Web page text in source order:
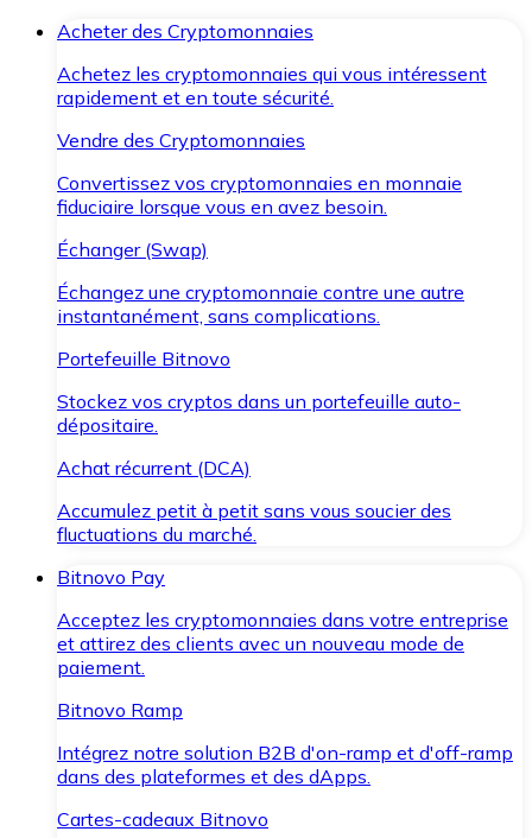
Acheter des Cryptomonnaies
Achetez les cryptomonnaies qui vous intéressent
rapidement et en toute sécurité.
Vendre des Cryptomonnaies
Convertissez vos cryptomonnaies en monnaie
fiduciaire lorsque vous en avez besoin.
Échanger (Swap)
Échangez une cryptomonnaie contre une autre
instantanément, sans complications.
Portefeuille Bitnovo
Stockez vos cryptos dans un portefeuille auto-
dépositaire.
Achat récurrent (DCA)
Accumulez petit à petit sans vous soucier des
fluctuations du marché.
Bitnovo Pay
Acceptez les cryptomonnaies dans votre entreprise
et attirez des clients avec un nouveau mode de
paiement.
Bitnovo Ramp
Intégrez notre solution B2B d'on-ramp et d'off-ramp
dans des plateformes et des dApps.
Cartes-cadeaux Bitnovo